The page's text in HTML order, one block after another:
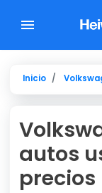
Inicio
autos
precios